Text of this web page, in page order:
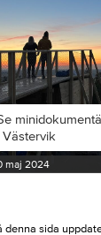
Västervik
maj 2024
denna sida